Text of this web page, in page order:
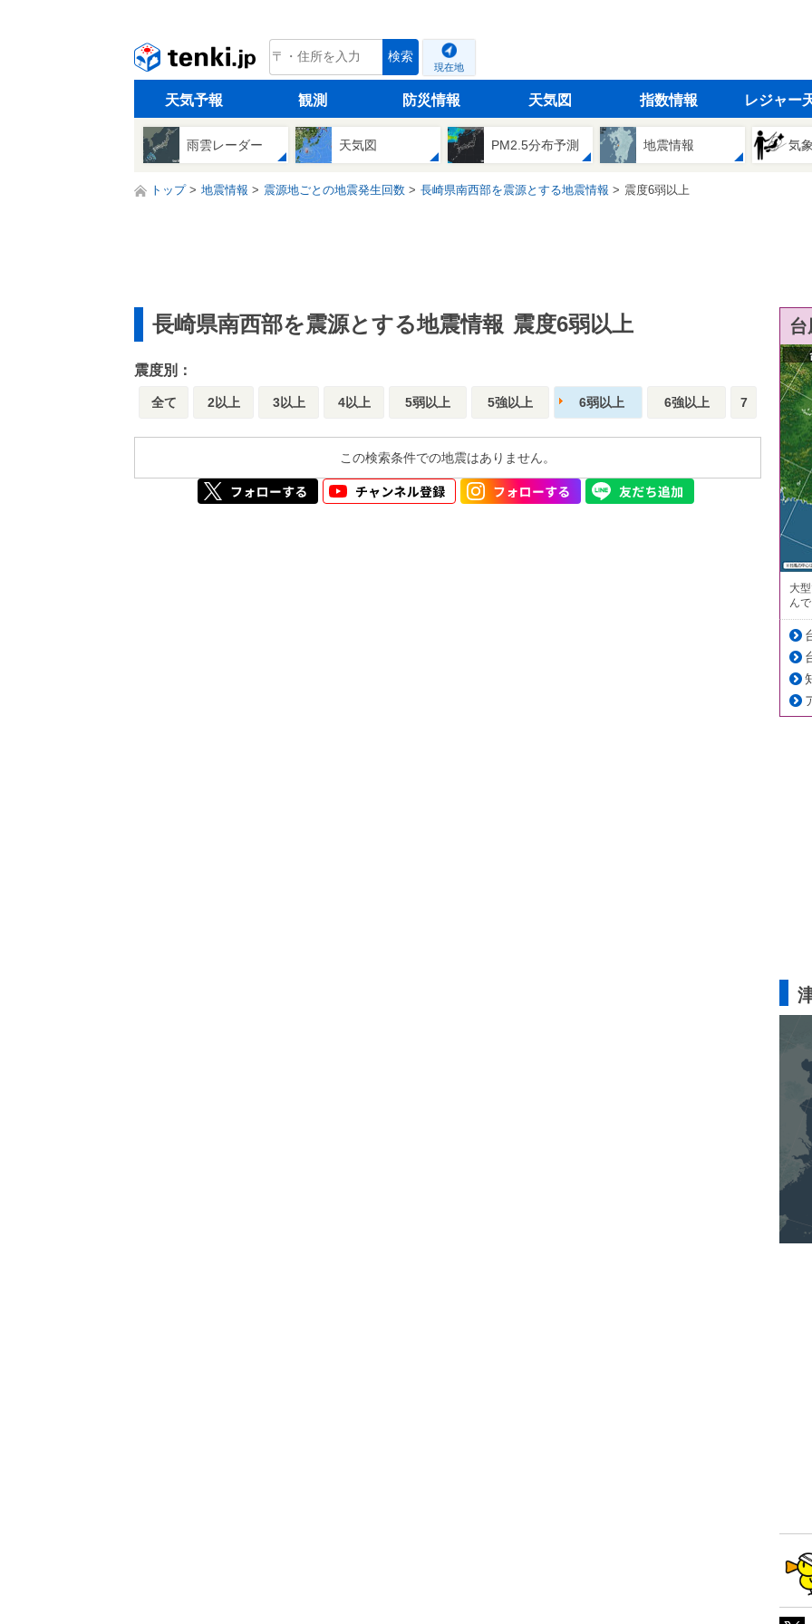
tenki.jp 検索
現在地
天気予報 観測 防災情報 天気図 指数情報 レジャー
雨雲レーダー 天気図 PM2.5分布予測 地震情報 気
トップ 地震情報 震源地ごとの地震発生回数 長崎県南西部を震源とする地震情報 震度6弱以上
長崎県南西部を震源とする地震情報 震度6弱以上
震度別：
全て 2以上 3以上 4以上 5弱以上 5強以上 6弱以上 6強以上 7
この検索条件での地震はありません。
大
ん